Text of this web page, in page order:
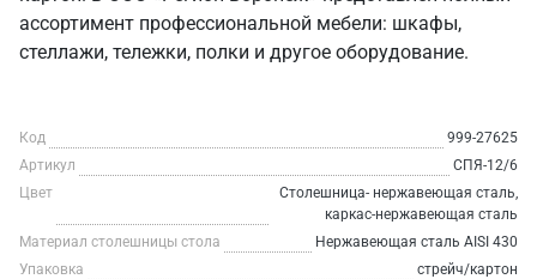
ассортимент профессиональной мебели: шкафы,
стеллажи, тележки, полки и другое оборудование.
Код
999-27625
Артикул
СПЯ-12/6
Цвет
Столешница- нержавеющая сталь,
каркас-нержавеющая сталь
Материал столешницы стола
Нержавеющая сталь AISI 430
Упаковка
стрейч/картон